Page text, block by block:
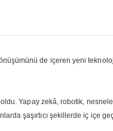
de içeren yeni
Yapay zekâ, robotik,
şaşırtıcı şekillerde iç içe